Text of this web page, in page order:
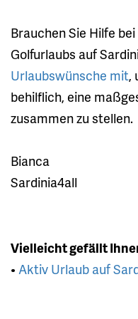
Brauchen Sie Hilfe
Golfurlaubs auf
Urlaubswünsche mit,
behilflich, eine
zusammen zu stellen.
Bianca
Sardinia4all
Vielleicht gefällt
• Aktiv Urlaub auf